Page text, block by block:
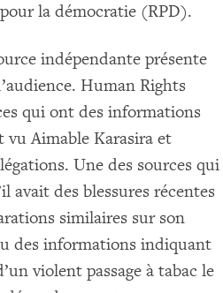
la démocratie (RPD).
indépendante présente
Human Rights
qui ont des informations
Aimable Karasira et
Une des sources qui
avait des blessures récentes
similaires sur son
des informations indiquant
violent passage à tabac le